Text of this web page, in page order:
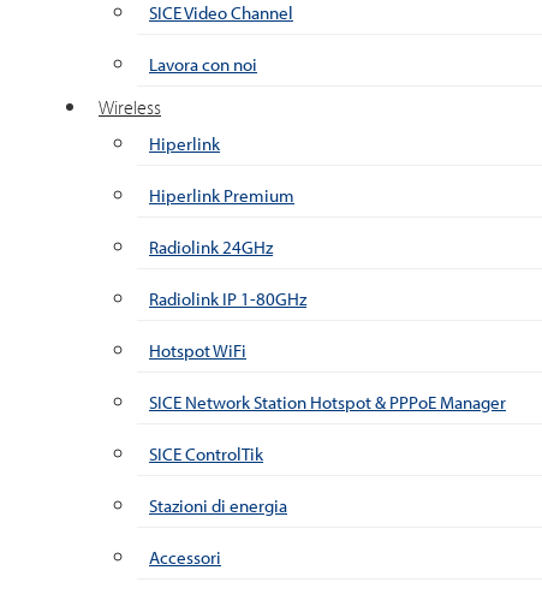
SICE Video Channel
Lavora con noi
Wireless
Hiperlink
Hiperlink Premium
Radiolink 24GHz
Radiolink IP 1-80GHz
Hotspot WiFi
SICE Network Station Hotspot & PPPoE Manager
SICE ControlTik
Stazioni di energia
Accessori